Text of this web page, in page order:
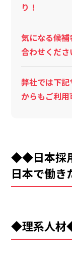
り！
気になる候
合わせくださ
弊社では下
からもご利用
◆◆日本採
日本で働
◆理系人